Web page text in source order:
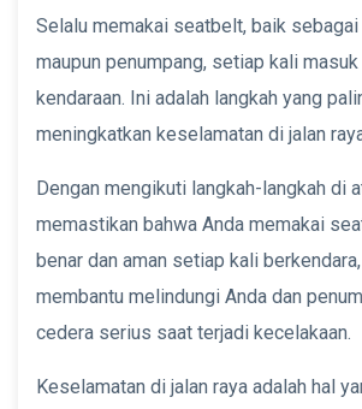
Selalu memakai seatbelt, baik
maupun penumpang, setiap kali
kendaraan. Ini adalah langkah yang
meningkatkan keselamatan di jalan
Dengan mengikuti langkah-langkah di
memastikan bahwa Anda memakai
benar dan aman setiap kali
membantu melindungi Anda dan
cedera serius saat terjadi kecelakaan.
Keselamatan di jalan raya adalah hal